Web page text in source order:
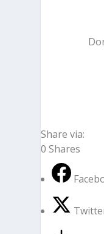
Share via:
0 Shares